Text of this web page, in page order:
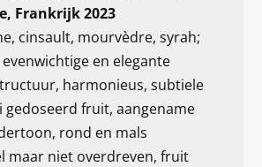
Frankrijk 2023
cinsault, mourvèdre, syrah;
en elegante
harmonieus, subtiele
gedoseerd fruit, aangename
rond en mals
maar niet overdreven, fruit